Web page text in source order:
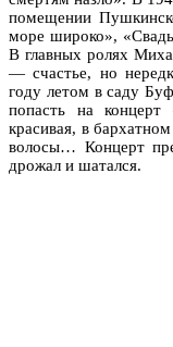
помещении
море широко»,
В главных ролях
— счастье, но
году летом в саду
попасть на
красивая, в
волосы… Концерт
дрожал и шатался.